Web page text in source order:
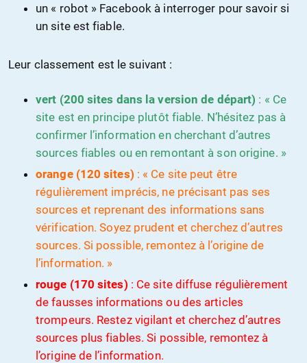
un « robot » Facebook à interroger pour savoir si
un site est fiable.
Leur classement est le suivant :
vert (200 sites dans la version de départ) : « Ce
site est en principe plutôt fiable. N’hésitez pas à
confirmer l’information en cherchant d’autres
sources fiables ou en remontant à son origine. »
orange (120 sites) : « Ce site peut être
régulièrement imprécis, ne précisant pas ses
sources et reprenant des informations sans
vérification. Soyez prudent et cherchez d’autres
sources. Si possible, remontez à l’origine de
l’information. »
rouge (170 sites) : Ce site diffuse régulièrement
de fausses informations ou des articles
trompeurs. Restez vigilant et cherchez d’autres
sources plus fiables. Si possible, remontez à
l’origine de l’information.